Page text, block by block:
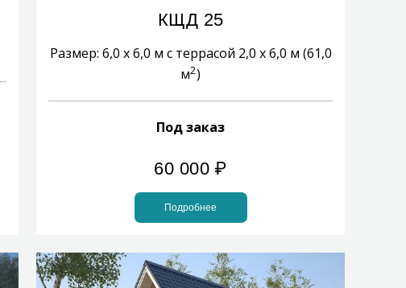
КЩД 25
Размер: 6,0 х 6,0 м с террасой 2,0 х 6,0 м (61,0
м2)
Под заказ
60 000 ₽
Подробнее